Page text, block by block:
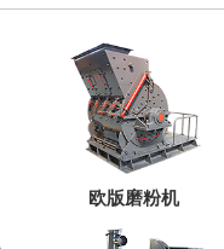
欧版磨粉机